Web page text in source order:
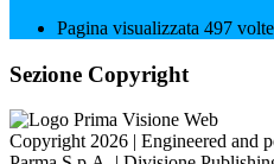
Pagina visualizzata 497 volte
Sezione Copyright
Copyright 2026 | Engineered and